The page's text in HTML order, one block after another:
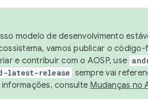
modelo de desenvolvimento
vamos publicar o código-
e contribuir com o AOSP, use
latest-release sempre vai
informações, consulte Mudanças no